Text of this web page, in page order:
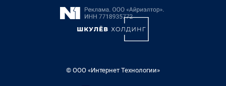
© ООО «Интернет Технологии»